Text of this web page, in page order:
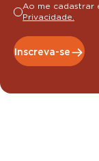
Ao me cadastrar
Privacidade.
Inscreva-se